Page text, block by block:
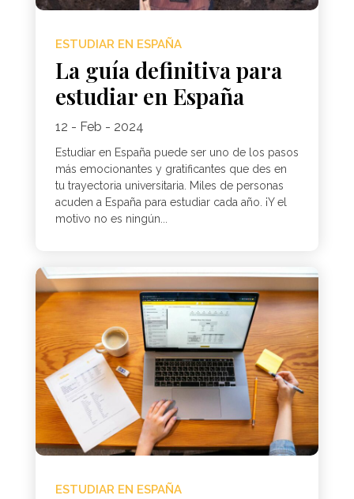
ESTUDIAR EN ESPAÑA
La guía definitiva para
estudiar en España
12 - Feb - 2024
Estudiar en España puede ser uno de los pasos
más emocionantes y gratificantes que des en
tu trayectoria universitaria. Miles de personas
acuden a España para estudiar cada año. ¡Y el
motivo no es ningún...
ESTUDIAR EN ESPAÑA